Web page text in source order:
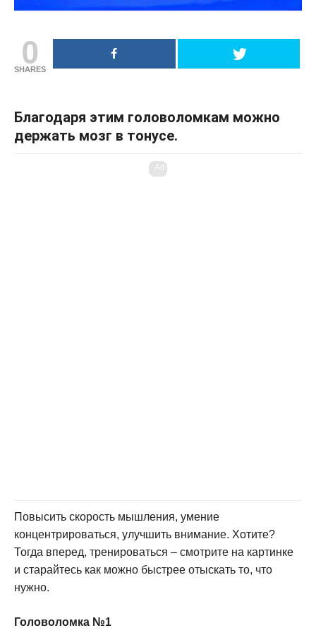
0
SHARES
Благодаря этим головоломкам можно
держать мозг в тонусе.
Ad
Повысить скорость мышления, умение
концентрироваться, улучшить внимание. Хотите?
Тогда вперед, тренироваться – смотрите на картинке
и старайтесь как можно быстрее отыскать то, что
нужно.
Головоломка №1